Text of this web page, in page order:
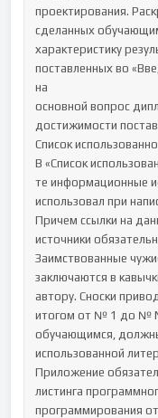
проектирования.
сделанных
характеристику
поставленных во
на
основной вопрос
достижимости
Список
В «Список
те информационные
использовал при
Причем ссылки на
источники
Заимствованные
заключаются в
автору. Сноски
итогом от № 1 до №
обучающимся,
использованной
Приложение
листинга
программирования